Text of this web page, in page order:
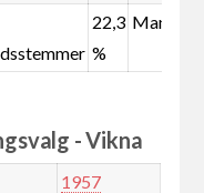
22,3
%
- Vikna
1957